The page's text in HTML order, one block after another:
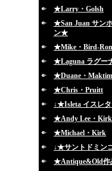
★Larry・Golsh
★San Juan サン
ン★
★Mike・Bird-
★Laguna ラグー
★Duane・
★Chris・Pruitt
↓★Isleta イスレ
★Andy Lee・Kirk
★Michael・Kirk
↓★サントドミン
★Antique&Old作